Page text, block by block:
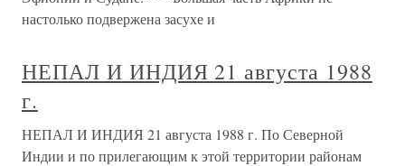
настолько подвержена засухе и
НЕПАЛ И ИНДИЯ 21 августа 1988
г.
НЕПАЛ И ИНДИЯ 21 августа 1988 г. По Северной
Индии и по прилегающим к этой территории районам